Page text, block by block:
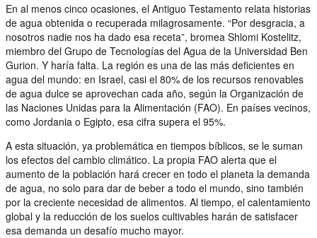
En al menos cinco ocasiones, el Antiguo Testamento relata historias
de agua obtenida o recuperada milagrosamente. “Por desgracia, a
nosotros nadie nos ha dado esa receta”, bromea Shlomi Kostelitz,
miembro del Grupo de Tecnologías del Agua de la Universidad Ben
Gurion. Y haría falta. La región es una de las más deficientes en
agua del mundo: en Israel, casi el 80% de los recursos renovables
de agua dulce se aprovechan cada año, según la Organización de
las Naciones Unidas para la Alimentación (FAO). En países vecinos,
como Jordania o Egipto, esa cifra supera el 95%.
A esta situación, ya problemática en tiempos bíblicos, se le suman
los efectos del cambio climático. La propia FAO alerta que el
aumento de la población hará crecer en todo el planeta la demanda
de agua, no solo para dar de beber a todo el mundo, sino también
por la creciente necesidad de alimentos. Al tiempo, el calentamiento
global y la reducción de los suelos cultivables harán de satisfacer
esa demanda un desafío mucho mayor.